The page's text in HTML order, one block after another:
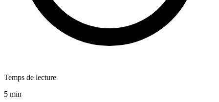
Temps de lecture
5 min